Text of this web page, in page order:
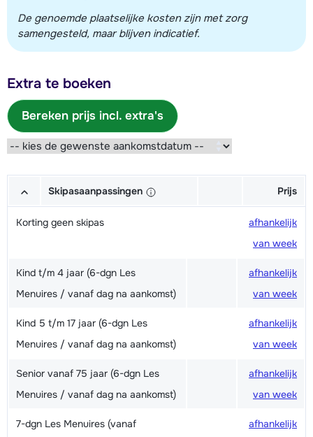
De genoemde plaatselijke kosten zijn met zorg
samengesteld, maar blijven indicatief.
Extra te boeken
Bereken prijs incl. extra's
Skipasaanpassingen Prijs
Korting geen skipas
afhankelijk
van week
Kind t/m 4 jaar (6-dgn Les
Menuires / vanaf dag na aankomst)
afhankelijk
van week
Kind 5 t/m 17 jaar (6-dgn Les
Menuires / vanaf dag na aankomst)
afhankelijk
van week
Senior vanaf 75 jaar (6-dgn Les
Menuires / vanaf dag na aankomst)
afhankelijk
van week
7-dgn Les Menuires (vanaf
afhankelijk